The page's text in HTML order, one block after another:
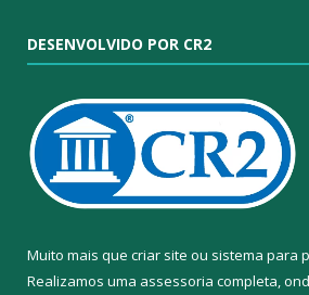
DESENVOLVIDO POR CR2
Muito mais que criar site ou sistema para
Realizamos uma assessoria completa,